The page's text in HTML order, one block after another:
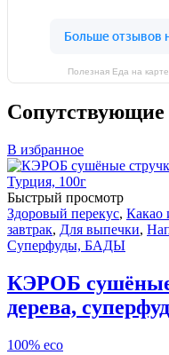
Полезная Еда на
Сопутствующие
В избранное
Быстрый просмотр
Здоровый перекус, Какао
завтрак, Для выпечки,
Суперфуды, БАДЫ
КЭРОБ сушёные
дерева,
100% eco